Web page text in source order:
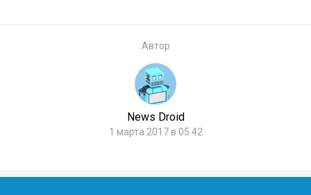
Автор
News Droid
1 марта 2017 в 05:42